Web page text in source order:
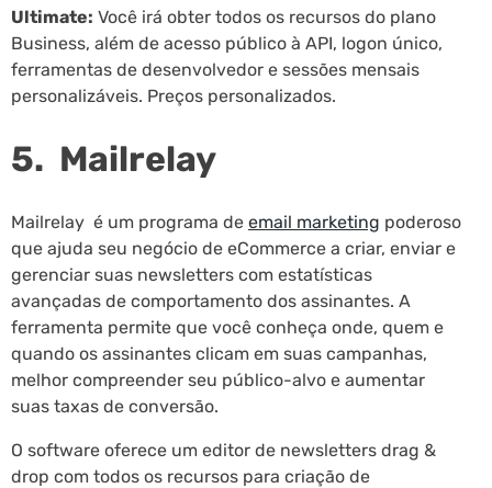
Ultimate: Você irá obter todos os recursos do plano
Business, além de acesso público à API, logon único,
ferramentas de desenvolvedor e sessões mensais
personalizáveis. Preços personalizados.
5. Mailrelay
Mailrelay é um programa de email marketing poderoso
que ajuda seu negócio de eCommerce a criar, enviar e
gerenciar suas newsletters com estatísticas
avançadas de comportamento dos assinantes. A
ferramenta permite que você conheça onde, quem e
quando os assinantes clicam em suas campanhas,
melhor compreender seu público-alvo e aumentar
suas taxas de conversão.
O software oferece um editor de newsletters drag &
drop com todos os recursos para criação de